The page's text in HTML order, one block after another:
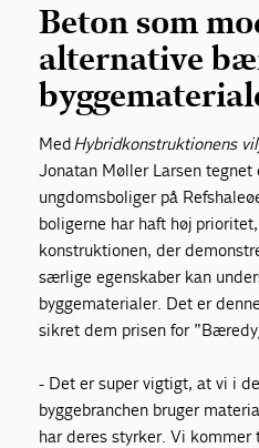
Beton som
alternative
MedHybridkonstruktionens
Jonatan Møller Larsen tegnet
ungdomsboliger på
boligerne har haft høj
konstruktionen, der
særlige egenskaber kan
byggematerialer. Det er
sikret dem prisen for
- Det er super vigtigt, at vi i
byggebranchen bruger
har deres styrker. Vi kommer